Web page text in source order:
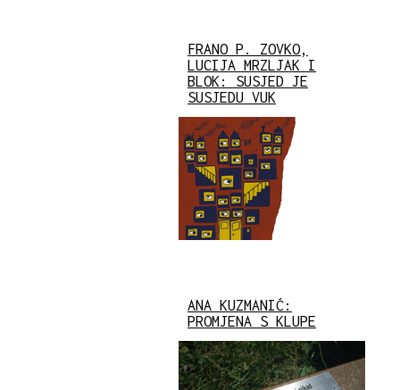
FRANO P. ZOVKO,
LUCIJA MRZLJAK I
BLOK: SUSJED JE
SUSJEDU VUK
ANA KUZMANIĆ:
PROMJENA S KLUPE